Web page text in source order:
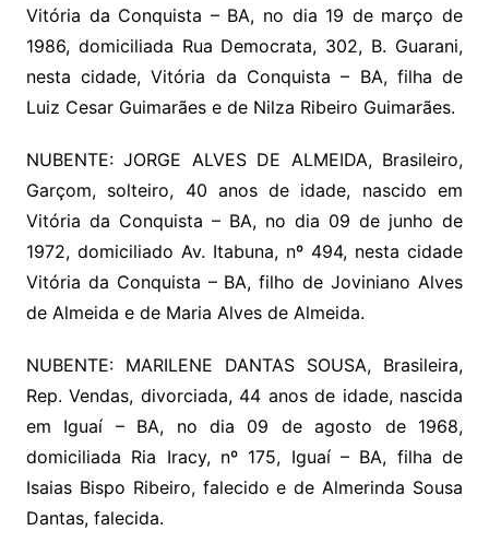
Vitória da Conquista – BA, no dia 19 de março de
1986, domiciliada Rua Democrata, 302, B. Guarani,
nesta cidade, Vitória da Conquista – BA, filha de
Luiz Cesar Guimarães e de Nilza Ribeiro Guimarães.
NUBENTE: JORGE ALVES DE ALMEIDA, Brasileiro,
Garçom, solteiro, 40 anos de idade, nascido em
Vitória da Conquista – BA, no dia 09 de junho de
1972, domiciliado Av. Itabuna, nº 494, nesta cidade
Vitória da Conquista – BA, filho de Joviniano Alves
de Almeida e de Maria Alves de Almeida.
NUBENTE: MARILENE DANTAS SOUSA, Brasileira,
Rep. Vendas, divorciada, 44 anos de idade, nascida
em Iguaí – BA, no dia 09 de agosto de 1968,
domiciliada Ria Iracy, nº 175, Iguaí – BA, filha de
Isaias Bispo Ribeiro, falecido e de Almerinda Sousa
Dantas, falecida.